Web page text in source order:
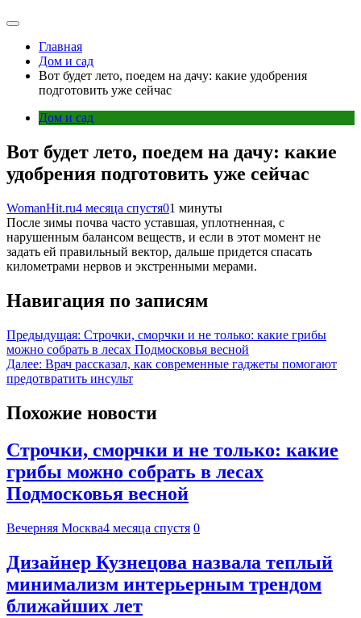
Главная
Дом и сад
Вот будет лето, поедем на дачу: какие удобрения
подготовить уже сейчас
Дом и сад
Вот будет лето, поедем на дачу: какие
удобрения подготовить уже сейчас
WomanHit.ru4 месяца спустя01 минуты
После зимы почва часто уставшая, уплотненная, с
нарушенным балансом веществ, и если в этот момент не
задать ей правильный вектор, дальше придется спасать
километрами нервов и экстренными мерами.
Навигация по записям
Предыдущая: Строчки, сморчки и не только: какие грибы
можно собрать в лесах Подмосковья весной
Далее: Врач рассказал, как современные гаджеты помогают
предотвратить инсульт
Похожие новости
Строчки, сморчки и не только: какие
грибы можно собрать в лесах
Подмосковья весной
Вечерняя Москва4 месяца спустя 0
Дизайнер Кузнецова назвала теплый
минимализм интерьерным трендом
ближайших лет